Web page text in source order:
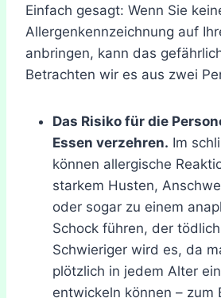
Einfach gesagt: Wenn Sie
Allergenkennzeichnung auf
anbringen, kann das
Betrachten wir es aus zwei
Das Risiko für die
Essen verzehren. Im
können allergische
starkem Husten,
oder sogar zu einem
Schock führen, der
Schwieriger wird es, da
plötzlich in jedem Alter
entwickeln können – zum